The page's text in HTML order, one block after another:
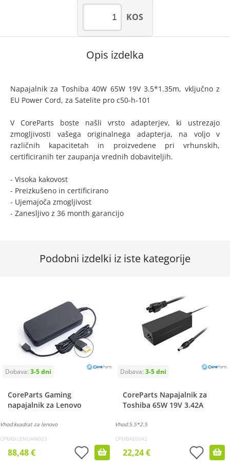
KOS
Opis izdelka
Napajalnik za Toshiba 40W 65W 19V 3.5*1.35m, vključno z
EU Power Cord, za Satelite pro c50-h-101
V CoreParts boste našli vrsto adapterjev, ki ustrezajo
zmogljivosti vašega originalnega adapterja, na voljo v
različnih kapacitetah in proizvedene pri vrhunskih,
certificiranih ter zaupanja vrednih dobaviteljih.
- Visoka kakovost
- Preizkušeno in certificirano
- Ujemajoča zmogljivost
- Zanesljivo z 36 month garancijo
Podobni izdelki iz iste kategorije
CoreParts Gaming
napajalnik za Lenovo
Vhod:kvadrat za lenovo
CPMBXLENGAM003
88,48 €
CoreParts Napajalnik za
Toshiba 65W 19V 3.42A
Vhod:5.5*2.5
CPMBA50042
22,24 €